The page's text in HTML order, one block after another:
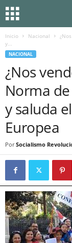
Inicio Nacional
y...
NACIONAL
¿Nos
Norma de
y saluda
Europea
Por Socialismo